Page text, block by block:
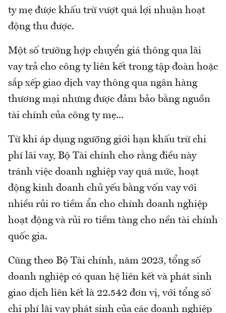
ty mẹ được khấu trừ vượt quá lợi nhuận hoạt
động thu được.
Một số trường hợp chuyển giá thông qua lãi
vay trả cho công ty liên kết trong tập đoàn hoặc
sắp xếp giao dịch vay thông qua ngân hàng
thương mại nhưng được đảm bảo bằng nguồn
tài chính của công ty mẹ...
Từ khi áp dụng ngưỡng giới hạn khấu trừ chi
phí lãi vay, Bộ Tài chính cho rằng điều này
tránh việc doanh nghiệp vay quá mức, hoạt
động kinh doanh chủ yếu bằng vốn vay với
nhiều rủi ro tiềm ẩn cho chính doanh nghiệp
hoạt động và rủi ro tiềm tàng cho nền tài chính
quốc gia.
Cũng theo Bộ Tài chính, năm 2023, tổng số
doanh nghiệp có quan hệ liên kết và phát sinh
giao dịch liên kết là 22.542 đơn vị, với tổng số
chi phí lãi vay phát sinh của các doanh nghiệp